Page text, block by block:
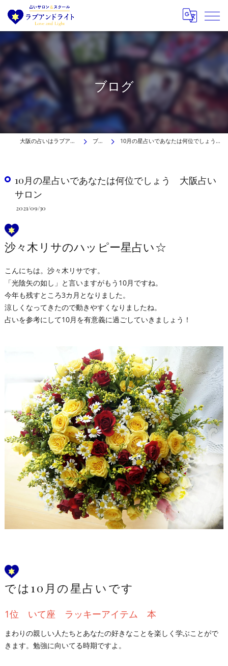
ブログ
大阪の占いはラブアンドライト ブログ 10月の星占いであなたは何位でしょう 大阪占いサロン
10月の星占いであなたは何位でしょう 大阪占い
サロン
2021/09/30
沙々木リサのハッピー星占い☆
こんにちは。沙々木リサです。
「光陰矢の如し」と言いますがもう10月ですね。
今年も残すところ3カ月となりました。
涼しくなってきたので動きやすくなりましたね。
占いを参考にして10月を有意義に過ごしていきましょう！
では10月の星占いです
1位 いて座 ラッキーアイテム 本
まわりの親しい人たちとあなたの好きなことを楽しく学ぶことがで
きます。勉強に向いてる時期ですよ。